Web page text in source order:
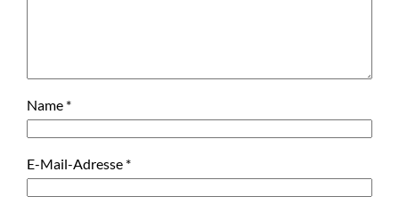
Name *
E-Mail-Adresse *